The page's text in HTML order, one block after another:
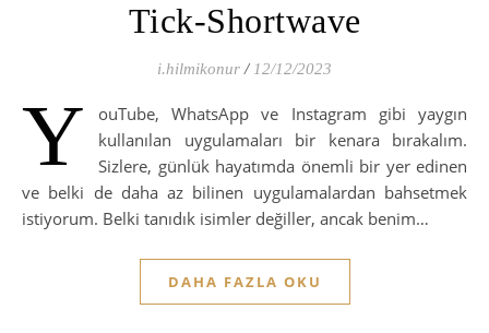
Tick-Shortwave
i.hilmikonur / 12/12/2023
Y
ouTube, WhatsApp ve Instagram gibi yaygın
kullanılan uygulamaları bir kenara bırakalım.
Sizlere, günlük hayatımda önemli bir yer edinen
ve belki de daha az bilinen uygulamalardan bahsetmek
istiyorum. Belki tanıdık isimler değiller, ancak benim…
DAHA FAZLA OKU